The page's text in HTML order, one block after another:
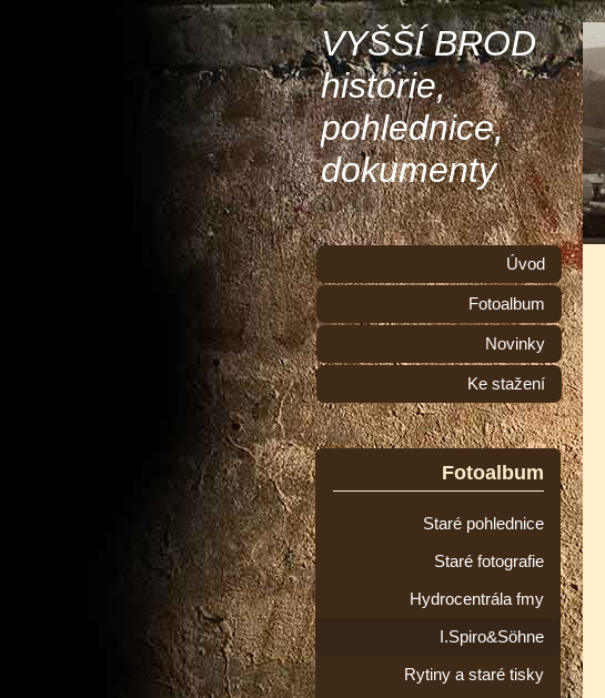
VYŠŠÍ BROD
historie,
pohlednice,
dokumenty
Úvod
Fotoalbum
Novinky
Ke stažení
Fotoalbum
Staré pohlednice
Staré fotografie
Hydrocentrála fmy
I.Spiro&Söhne
Rytiny a staré tisky